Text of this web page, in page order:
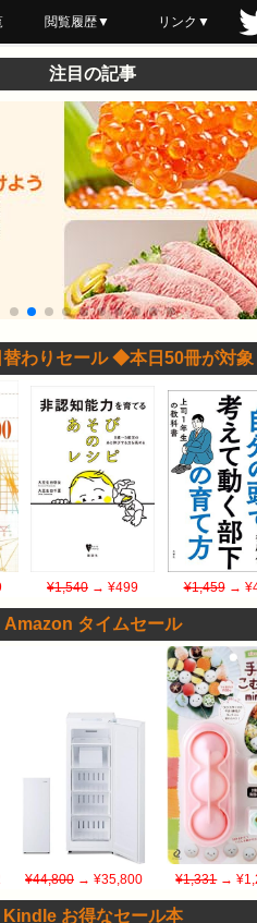
閲覧履歴▼
最近読んだ
あとで読む
ブックマーク
リンク▼
注目の記事
わりセール ◆本日50冊が対象
¥1,540 → ¥499 ¥1,459→
Amazon タイムセール
¥44,800→ ¥35,800 ¥1,331→
Kindle お得なセール本